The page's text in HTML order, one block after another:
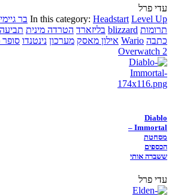
עדי פרל
In this category: Headstart Level Up בר
תרומות blizzard בליזארד הטרדה מינית תביעה
כתבה Wario אילון מאסק מערכון נינטנדו סופר
Overwatch 2
Diablo
Immortal –
מסחטת
הכספים
ששברה אותי
עדי פרל